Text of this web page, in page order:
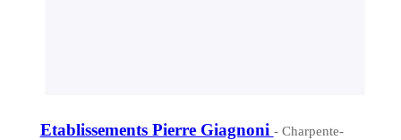
Etablissements Pierre Giagnoni - Charpente-